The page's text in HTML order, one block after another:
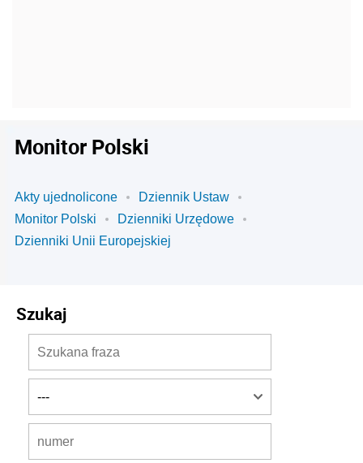
Monitor Polski
Akty ujednolicone
Dziennik Ustaw
Monitor Polski
Dzienniki Urzędowe
Dzienniki Unii Europejskiej
Szukaj